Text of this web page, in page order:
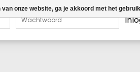
van onze website, ga je akkoord met het